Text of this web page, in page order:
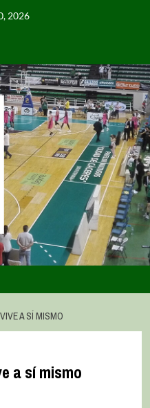
2026
A SÍ MISMO
a sí mismo